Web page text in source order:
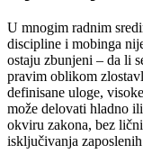
U mnogim radnim
discipline i mobinga
ostaju zbunjeni – da li
pravim oblikom
definisane uloge,
može delovati hladno
okviru zakona, bez
isključivanja